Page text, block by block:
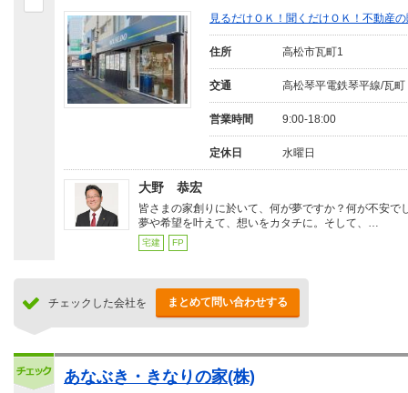
見るだけＯＫ！聞くだけＯＫ！不動産
住所 高松市瓦町1
交通 高松琴平電鉄琴平線/瓦
営業時間 9:00-18:00
定休日 水曜日
大野 恭宏
皆さまの家創りに於いて、何が夢ですか？何が不安で
夢や希望を叶えて、想いをカタチに。そして、…
宅建 FP
チェックした会社を まとめて問い合わせする
あなぶき・きなりの家(株)